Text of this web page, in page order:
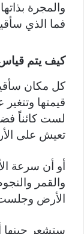
والمجرة
فما الذي
كيف يتم
كل مكان
قيمتها
لست كائناً
تعيش على
أو أن سرعة
والقمر
الأرض
ستشعر حينها